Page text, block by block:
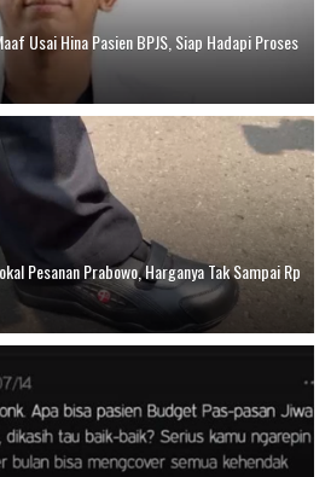
Usai Hina Pasien BPJS, Siap Hadapi Proses
Pesanan Prabowo, Harganya Tak Sampai Rp